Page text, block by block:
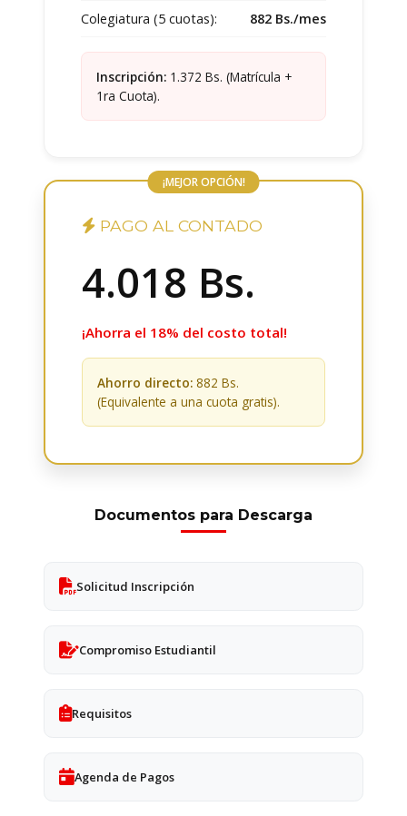
Colegiatura (5 cuotas): 882 Bs./mes
Inscripción: 1.372 Bs. (Matrícula +
1ra Cuota).
¡MEJOR OPCIÓN!
PAGO AL CONTADO
4.018 Bs.
¡Ahorra el 18% del costo total!
Ahorro directo: 882 Bs.
(Equivalente a una cuota gratis).
Documentos para Descarga
Solicitud Inscripción
Compromiso Estudiantil
Requisitos
Agenda de Pagos